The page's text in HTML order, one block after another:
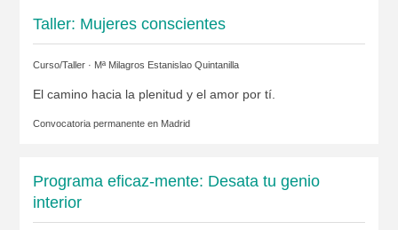
Taller: Mujeres conscientes
Curso/Taller · Mª Milagros Estanislao Quintanilla
El camino hacia la plenitud y el amor por tí.
Convocatoria permanente en Madrid
Programa eficaz-mente: Desata tu genio
interior